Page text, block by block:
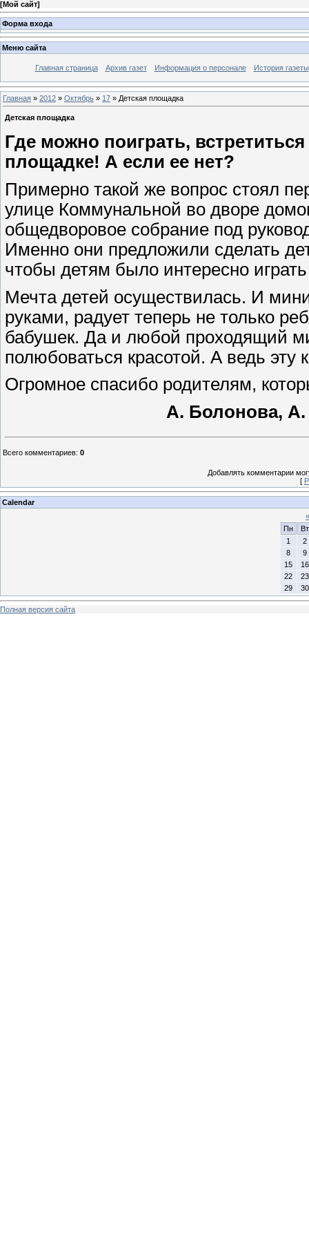
[Мой сайт]
Форма входа
Меню сайта
Главная страница Архив газет Информация о персонале История газеты
Главная » 2012 » Октябрь » 17 » Детская площадка
Детская площадка
Где можно поиграть,
площадке! А если ее нет?
Примерно такой же вопрос стоял
улице Коммунальной во дворе
общедворовое собрание под
Именно они предложили сделать
чтобы детям было интересно
Мечта детей осуществилась. И
руками, радует теперь не только
бабушек. Да и любой проходящий
полюбоваться красотой. А ведь
Огромное спасибо родителям,
А. Болонова,
Всего комментариев: 0
Добавлять комментарии
[
Calendar
«
Пн
Вт
1
2
8
9
15
16
22
23
29
30
Полная версия сайта